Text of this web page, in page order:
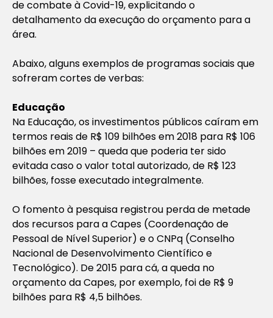
de combate à Covid-19, explicitando o
detalhamento da execução do orçamento para a
área.
Abaixo, alguns exemplos de programas sociais que
sofreram cortes de verbas:
Educação
Na Educação, os investimentos públicos caíram em
termos reais de R$ 109 bilhões em 2018 para R$ 106
bilhões em 2019 – queda que poderia ter sido
evitada caso o valor total autorizado, de R$ 123
bilhões, fosse executado integralmente.
O fomento à pesquisa registrou perda de metade
dos recursos para a Capes (Coordenação de
Pessoal de Nível Superior) e o CNPq (Conselho
Nacional de Desenvolvimento Científico e
Tecnológico). De 2015 para cá, a queda no
orçamento da Capes, por exemplo, foi de R$ 9
bilhões para R$ 4,5 bilhões.